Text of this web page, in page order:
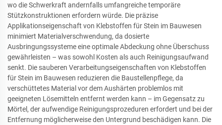
wo die Schwerkraft andernfalls umfangreiche temporäre
Stützkonstruktionen erfordern würde. Die präzise
Applikationseigenschaft von Klebstoffen für Stein im Bauwesen
minimiert Materialverschwendung, da dosierte
Ausbringungssysteme eine optimale Abdeckung ohne Überschuss
gewährleisten – was sowohl Kosten als auch Reinigungsaufwand
senkt. Die sauberen Verarbeitungseigenschaften von Klebstoffen
für Stein im Bauwesen reduzieren die Baustellenpflege, da
verschüttetes Material vor dem Aushärten problemlos mit
geeigneten Lösemitteln entfernt werden kann – im Gegensatz zu
Mörtel, der aufwendige Reinigungsprozeduren erfordert und bei der
Entfernung möglicherweise den Untergrund beschädigen kann. Die